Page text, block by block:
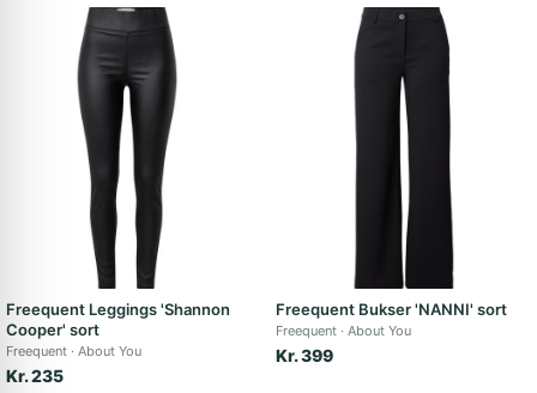
Freequent Leggings 'Shannon
Cooper' sort
Freequent About You
Kr. 235
Freequent Bukser 'NANNI' sort
Freequent About You
Kr. 399